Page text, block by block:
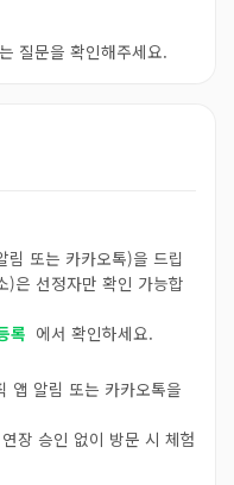
질문을 확인해주세요.
림 또는 카카오톡)을 드립
)은 선정자만 확인 가능합
록 에서 확인하세요.
앱 알림 또는 카카오톡을
장 승인 없이 방문 시 체험